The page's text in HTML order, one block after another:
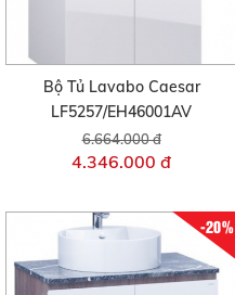
Bộ Tủ Lavabo Caesar
LF5257/EH46001AV
6.664.000 đ
4.346.000 đ
-20%